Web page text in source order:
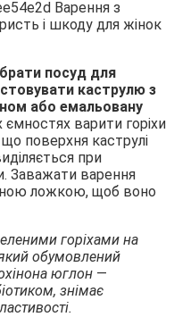
посуд для
каструлю з
або емальовану
ємностях варити горіхи
поверхня каструлі
при
Заважати варення
ложкою, щоб воно
горіхами на
обумовлений
юглон —
знімає